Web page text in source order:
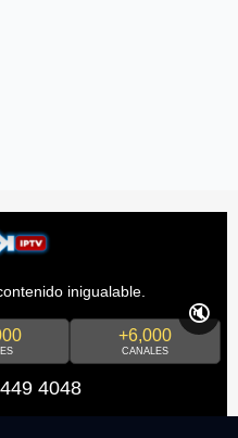
inigualable.
+6,000
CANALES
4048
🔇